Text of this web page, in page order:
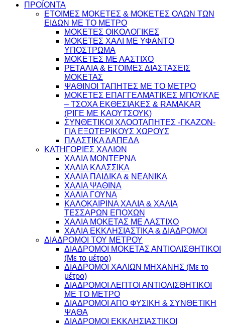
σελίδαΠΡΟΪΟΝΤΑ
ΕΤΟΙΜΕΣ ΜΟΚΕΤΕΣ & ΜΟΚΕΤΕΣ ΟΛΩΝ ΤΩΝ
ΕΙΔΩΝ ME TO ΜΕΤΡΟ
ΜΟΚΕΤΕΣ ΟΙΚΟΛΟΓΙΚΕΣ
ΜΟΚΕΤΕΣ ΧΑΛΙ ΜΕ ΥΦΑΝΤΟ
ΥΠΟΣΤΡΩΜΑ
ΜΟΚΕΤΕΣ ΜΕ ΛΑΣΤΙΧΟ
ΡΕΤΑΛΙΑ & ΕΤΟΙΜΕΣ ΔΙΑΣΤΑΣΕΙΣ
ΜΟΚΕΤΑΣ
ΨΑΘINΟΙ ΤΑΠΗΤΕΣ ΜΕ ΤΟ ΜΕΤΡΟ
ΜΟΚΕΤΕΣ ΕΠΑΓΓΕΛΜΑΤΙΚΕΣ ΜΠΟΥΚΛΕ
– ΤΣΟΧΑ ΕΚΘΕΣΙΑΚΕΣ & RAMAKAR
(ΡΙΓΕ ΜΕ ΚΑΟΥΤΣΟΥΚ)
ΣΥΝΘΕΤΙΚΟΙ ΧΛΟΟΤΑΠΗΤΕΣ -ΓΚΑΖΟΝ-
ΓΙΑ ΕΞΩΤΕΡΙΚΟΥΣ ΧΩΡΟΥΣ
ΠΛΑΣΤΙΚΑ ΔΑΠΕΔΑ
ΚΑΤΗΓΟΡΙΕΣ ΧΑΛΙΩΝ
ΧΑΛΙΑ ΜΟΝΤΕΡΝΑ
ΧΑΛΙΑ ΚΛΑΣΣΙΚΑ
ΧΑΛΙΑ ΠΑΙΔΙΚΑ & ΝΕΑΝΙΚΑ
ΧΑΛΙΑ ΨΑΘΙΝΑ
ΧΑΛΙΑ ΓΟΥΝΑ
ΚΑΛΟΚΑΙΡΙΝΑ ΧΑΛΙΑ & ΧΑΛΙΑ
ΤΕΣΣΑΡΩΝ ΕΠΟΧΩΝ
ΧΑΛΙΑ ΜΟΚΕΤΑΣ ΜΕ ΛΑΣΤΙΧΟ
ΧΑΛΙΑ ΕΚΚΛΗΣΙΑΣΤΙΚΑ & ΔΙΑΔΡΟΜΟΙ
ΔΙΑΔΡΟΜΟΙ ΤΟΥ ΜΕΤΡΟΥ
ΔΙΑΔΡΟΜΟΙ ΜΟΚΕΤΑΣ ΑΝΤΙΟΛΙΣΘΗΤΙΚΟΙ
(Με το μέτρο)
ΔΙΑΔΡΟΜΟΙ ΧΑΛΙΩΝ ΜΗΧΑΝΗΣ (Με το
μέτρο)
ΔΙΑΔΡΟΜΟΙ ΛΕΠΤΟΙ ΑΝΤΙΟΛΙΣΘΗΤΙΚΟΙ
ΜΕ ΤΟ ΜΕΤΡΟ
ΔΙΑΔΡΟΜΟΙ ΑΠΟ ΦΥΣΙΚΗ & ΣΥΝΘΕΤΙΚΗ
ΨΑΘΑ
ΔΙΑΔΡΟΜΟΙ ΕΚΚΛΗΣΙΑΣΤΙΚΟΙ